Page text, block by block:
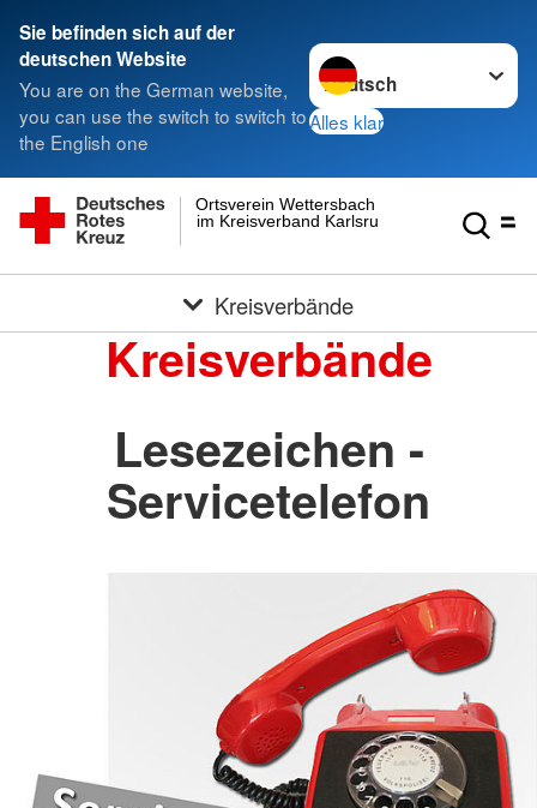
Sie befinden sich auf der
deutschen Website
You are on the German website,
you can use the switch to switch to
the English one
Sprache wechseln zu
Alles klar
im Kreisverband Karlsruhe e.V.
Ortsverein Wettersbach
Kreisverbände
Kreisverbände
Lesezeichen -
Servicetelefon